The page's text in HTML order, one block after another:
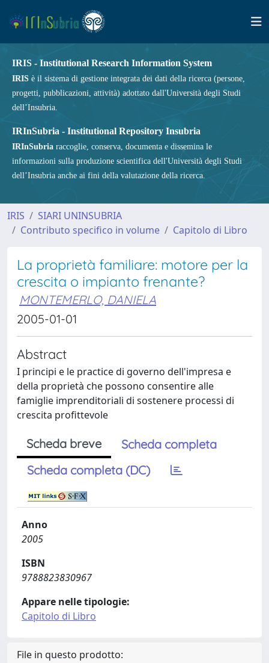
IRIS - Institutional Research Information System
IRIS è il sistema di gestione integrata dei dati della ricerca (persone,
progetti, pubblicazioni, attività) adottato dall'Università degli Studi
dell’Insubria.
IRInSubria - Institutional Repository Insubria
IRInSubria raccoglie, conserva, documenta e dissemina le
informazioni sulla produzione scientifica dell'Università degli Studi
dell’Insubria anche ai fini della valutazione della ricerca.
IRIS
SIARI UNINSUBRIA
Contributo specifico in volume
Capitolo di Libro
La proprietà familiare: motore per la
crescita o impianto frenante?
MONTEMERLO, DANIELA
2005-01-01
Abstract
I principi e le practice di governo dell'impresa e
della proprietà che possono consentire alle
famiglie imprenditoriali di sostenere processi di
crescita profittevole
Scheda breve
Scheda completa
Scheda completa (DC)
Anno
2005
ISBN
9788823830967
Appare nelle tipologie:
Capitolo di Libro
File in questo prodotto: